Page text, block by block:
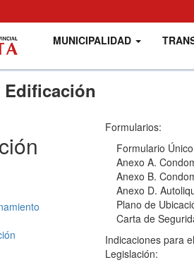
MUNICIPALIDAD
Edificación
Formularios:
Formulario
Anexo A.
Anexo B.
Anexo D.
Plano de
Carta de
Indicaciones para
Legislación: